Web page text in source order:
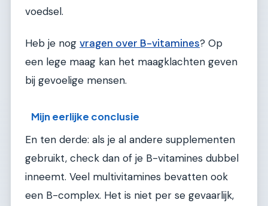
voedsel.
Heb je nog vragen over B-vitamines? Op
een lege maag kan het maagklachten geven
bij gevoelige mensen.
Mijn eerlijke conclusie
En ten derde: als je al andere supplementen
gebruikt, check dan of je B-vitamines dubbel
inneemt. Veel multivitamines bevatten ook
een B-complex. Het is niet per se gevaarlijk,